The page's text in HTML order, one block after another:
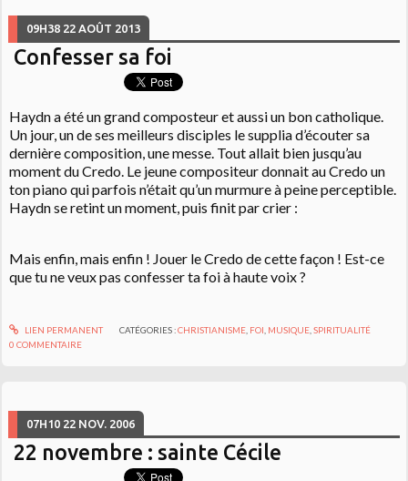
09H38 22 AOÛT 2013
Confesser sa foi
Haydn a été un grand composteur et aussi un bon catholique.
Un jour, un de ses meilleurs disciples le supplia d’écouter sa
dernière composition, une messe. Tout allait bien jusqu’au
moment du Credo. Le jeune compositeur donnait au Credo un
ton piano qui parfois n’était qu’un murmure à peine perceptible.
Haydn se retint un moment, puis finit par crier :
Mais enfin, mais enfin ! Jouer le Credo de cette façon ! Est-ce
que tu ne veux pas confesser ta foi à haute voix ?
LIEN PERMANENT CATÉGORIES :CHRISTIANISME, FOI MUSIQUE, SPIRITUALITÉ
0 COMMENTAIRE
07H10 22 NOV. 2006
22 novembre : sainte Cécile